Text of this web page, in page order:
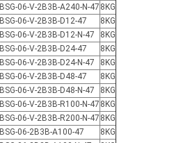
BSG-06-V-2B3B-A240-N-47 8KG
BSG-06-V-2B3B-D12-47
8KG
BSG-06-V-2B3B-D12-N-47
8KG
BSG-06-V-2B3B-D24-47
8KG
BSG-06-V-2B3B-D24-N-47
8KG
BSG-06-V-2B3B-D48-47
8KG
BSG-06-V-2B3B-D48-N-47
8KG
BSG-06-V-2B3B-R100-N-47 8KG
BSG-06-V-2B3B-R200-N-47 8KG
BSG-06-2B3B-A100-47
8KG